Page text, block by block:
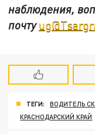
наблюдения,
почту
ТЕГИ: ВОДИТЕЛЬ
КРАСНОДАРСКИЙ КРАЙ